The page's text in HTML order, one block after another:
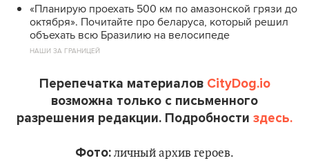
«Планирую проехать 500 км по амазонской грязи до
октября». Почитайте про беларуса, который решил
объехать всю Бразилию на велосипеде
НАШИ ЗА ГРАНИЦЕЙ
Перепечатка материалов CityDog.io
возможна только с письменного
разрешения редакции. Подробности здесь.
Фото: личный архив героев.